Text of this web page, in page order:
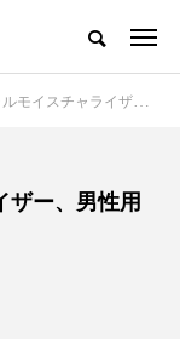
ャライザー、男性用より高い
ザー、男性用